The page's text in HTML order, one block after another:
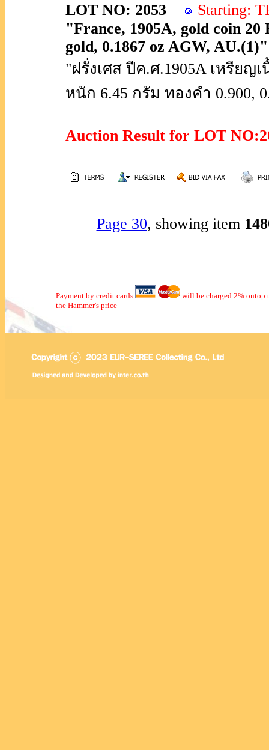
LOT NO: 2053
Starting:
"France, 1905A, gold coin 20
gold, 0.1867 oz AGW, AU.(1)"
"ฝรั่งเศส ปีค.ศ.1905A เหรียญ
หนัก 6.45 กรัม ทองคำ 0.900,
Auction Result for LOT
Page 30, showing item
Payment by credit cards
will be charged 2% ontop
the Hammer's price